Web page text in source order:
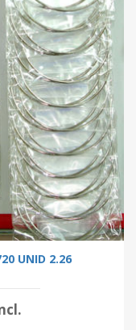
UNID 2.26